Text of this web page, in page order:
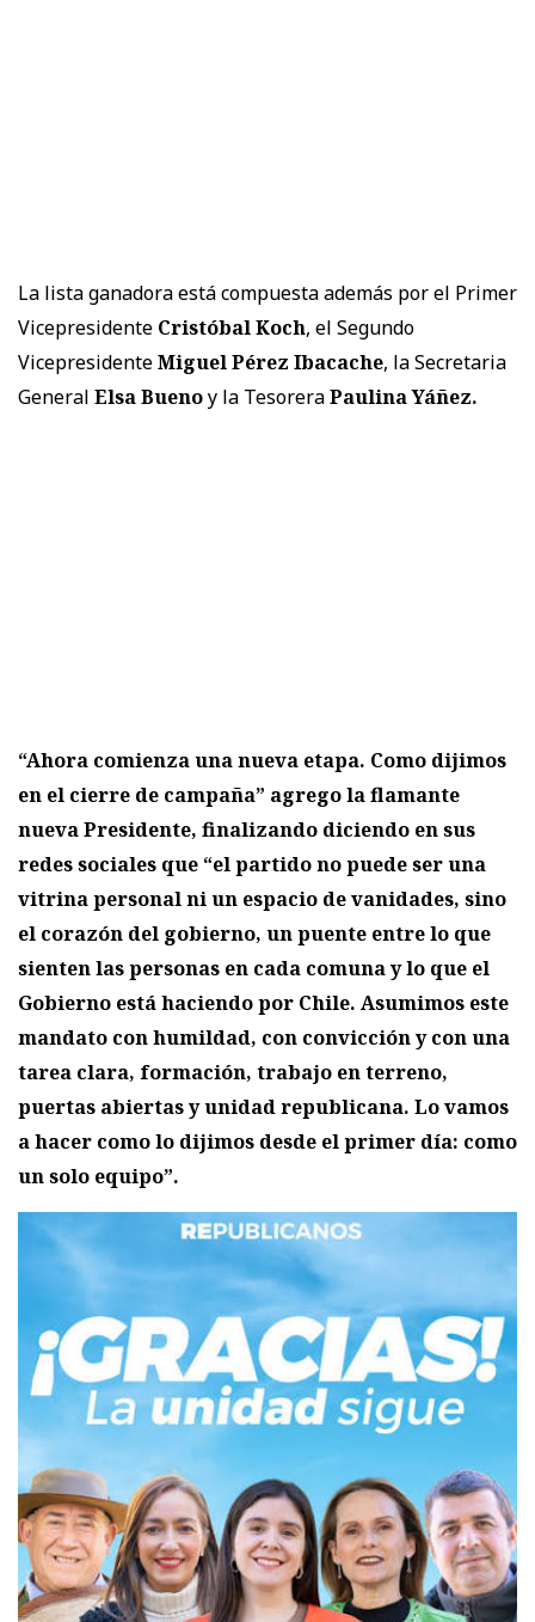
La lista ganadora está compuesta además por el Primer
Vicepresidente Cristóbal Koch, el Segundo
VicepresidenteMiguel Pérez Ibacache, la Secretaria
General Elsa Buenoy la TesoreraPaulina Yáñez.
“Ahora comienza una nueva etapa. Como dijimos
en el cierre de campaña” agrego la flamante
nueva Presidente, finalizando diciendo en sus
redes sociales que “el partido no puede ser una
vitrina personal ni un espacio de vanidades, sino
el corazón del gobierno, un puente entre lo que
sienten las personas en cada comuna y lo que el
Gobierno está haciendo por Chile. Asumimos este
mandato con humildad, con convicción y con una
tarea clara, formación, trabajo en terreno,
puertas abiertas y unidad republicana. Lo vamos
a hacer como lo dijimos desde el primer día: como
un solo equipo”.